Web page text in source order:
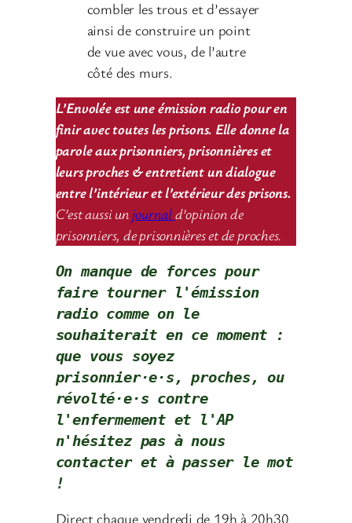
combler les trous et d’essayer
ainsi de construire un point
de vue avec vous, de l’autre
côté des murs.
L’Envolée est une émission radio pour en
finir avec toutes les prisons. Elle donne la
parole aux prisonniers, prisonnières et
leurs proches & entretient un dialogue
entre l’intérieur et l’extérieur des prisons.
C’est aussi un journald’opinion de
prisonniers, de prisonnières et de proches.
On manque de forces pour
faire tourner l'émission
radio comme on le
souhaiterait en ce moment :
que vous soyez
prisonnier·e·s, proches, ou
révolté·e·s contre
l'enfermement et l'AP
n'hésitez pas à nous
contacter et à passer le mot
!
Direct chaque vendredi de 19h à 20h30